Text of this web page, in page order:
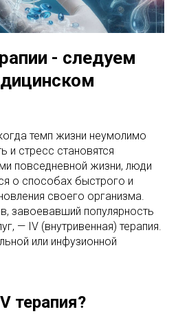
- следуем
темп жизни неумолимо
и стресс становятся
повседневной жизни, люди
о способах быстрого и
своего организма.
завоевавший популярность
— IV (внутривенная) терапия.
или инфузионной
терапия?